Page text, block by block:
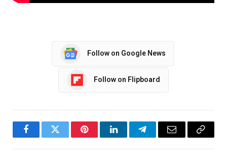
Follow on Google News
Follow on Flipboard
FacebookTwitter PinterestLinkedInTelegramEmail
Copy